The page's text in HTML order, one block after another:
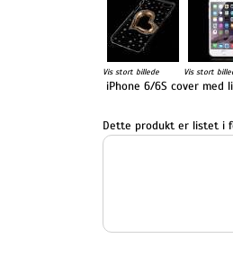
Vis stort billede Vis stort
iPhone 6/6S cover med
Dette produkt er listet i